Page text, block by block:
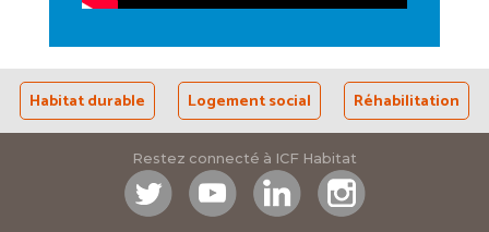
Habitat durable Logement social Réhabilitation
Restez connecté à ICF Habitat